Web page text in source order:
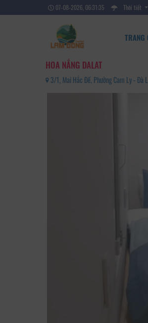
07-08-2026, 06:31:36 Thời tiết
TRANG
HOA NẮNG DALAT
3/1, Mai Hắc Đế, Phường Cam Ly -